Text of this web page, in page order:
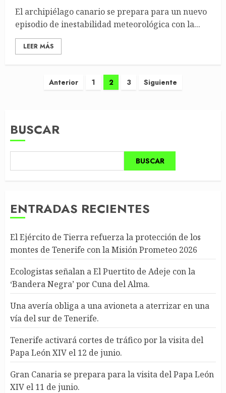
El archipiélago canario se prepara para un nuevo
episodio de inestabilidad meteorológica con la...
LEER MÁS
PaginaciónAnterior 1 2 3 Siguiente
BUSCAR
BUSCAR
ENTRADAS RECIENTES
El Ejército de Tierra refuerza la protección de los
montes de Tenerife con la Misión Prometeo 2026
Ecologistas señalan a El Puertito de Adeje con la
‘Bandera Negra’ por Cuna del Alma.
Una avería obliga a una avioneta a aterrizar en una
vía del sur de Tenerife.
Tenerife activará cortes de tráfico por la visita del
Papa León XIV el 12 de junio.
Gran Canaria se prepara para la visita del Papa León
XIV el 11 de junio.